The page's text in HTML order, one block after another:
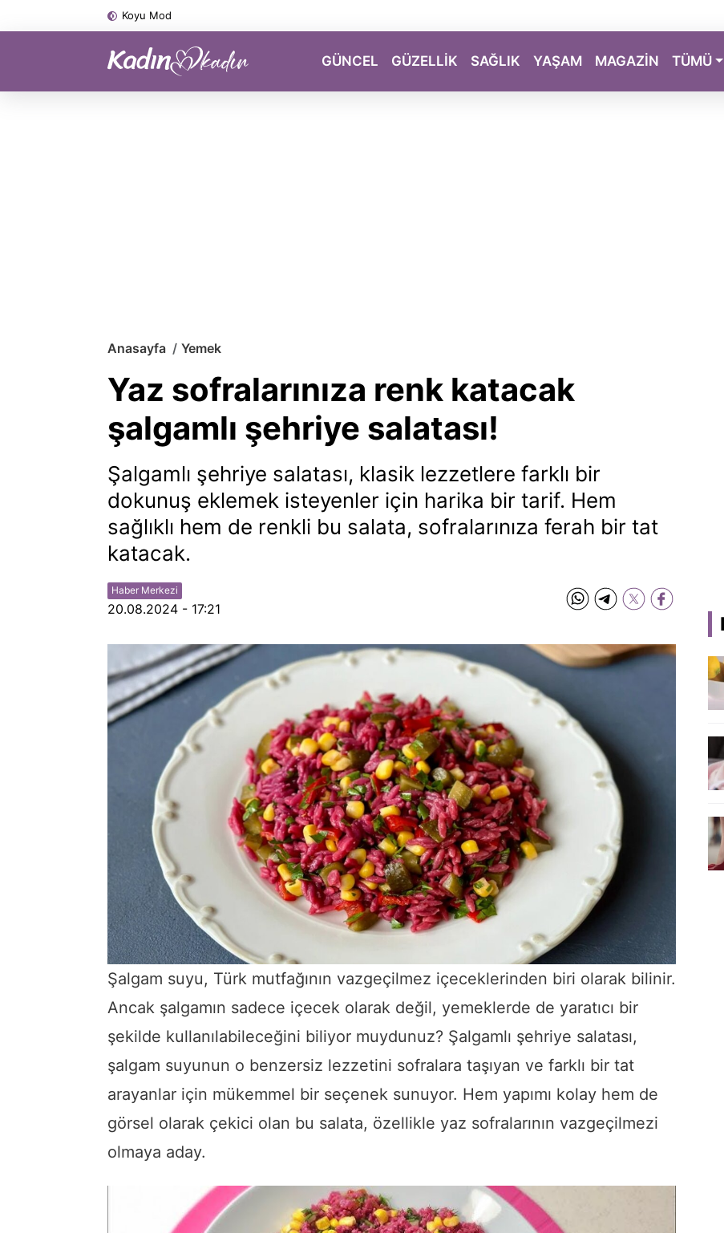
Koyu Mod
GÜNCEL GÜZELLİK SAĞLIK YAŞAM MAGAZİN TÜMÜ
Anasayfa Yemek
Yaz sofralarınıza renk katacak
şalgamlı şehriye salatası!
Şalgamlı şehriye salatası, klasik lezzetlere farklı bir
dokunuş eklemek isteyenler için harika bir tarif. Hem
sağlıklı hem de renkli bu salata, sofralarınıza ferah bir tat
katacak.
Haber Merkezi
20.08.2024 - 17:21
Şalgam suyu, Türk mutfağının vazgeçilmez içeceklerinden biri olarak bilinir.
Ancak şalgamın sadece içecek olarak değil, yemeklerde de yaratıcı bir
şekilde kullanılabileceğini biliyor muydunuz? Şalgamlı şehriye salatası,
şalgam suyunun o benzersiz lezzetini sofralara taşıyan ve farklı bir tat
arayanlar için mükemmel bir seçenek sunuyor. Hem yapımı kolay hem de
görsel olarak çekici olan bu salata, özellikle yaz sofralarının vazgeçilmezi
olmaya aday.